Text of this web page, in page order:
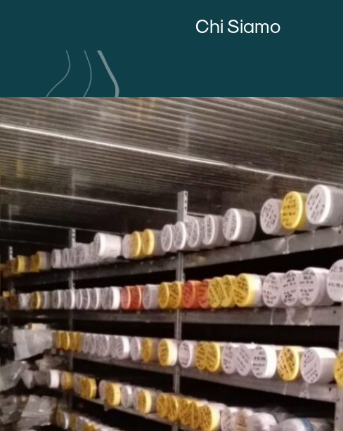
Chi Siamo